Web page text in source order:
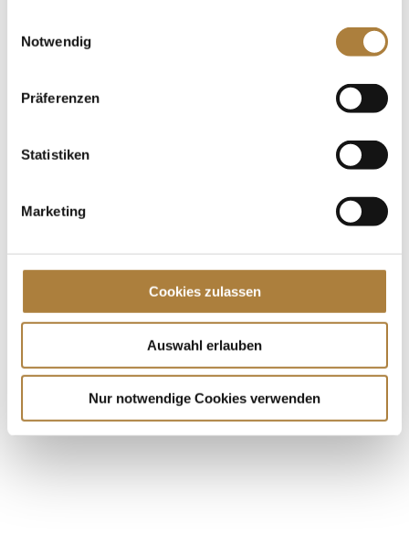
Notwendig
Präferenzen
Statistiken
Marketing
Cookies zulassen
Auswahl erlauben
Nur notwendige Cookies verwenden